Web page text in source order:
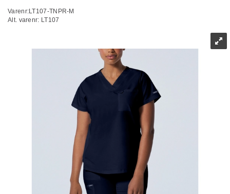
Varenr:LT107-TNPR-M
Alt. varenr: LT107